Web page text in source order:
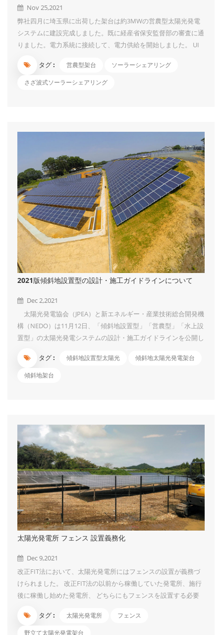
Nov 25,2021
弊社四月に埼玉県に出荷した架台は約3MWの営農型太陽光発電
システムに建設完成しました。既に経産省保安監督部の審査に通
りました。電力系統に接続して、電力供給を開始しました。 UI
ートを提供する経験があります。 さざ波式ソーラーシェアリン
グ架台はアレイ面の傾斜角と離隔距離を選定し遮光率を農産物に
タグ : 営農型架台 ソーラーシェアリング
さざ波式ソーラーシェアリング
2021版傾斜地設置型の設計・施工ガイドラインについて
Dec 2,2021
太陽光発電協会（JPEA）と新エネルギー・産業技術総合開発機
構（NEDO）は11月12日、「傾斜地設置型」「営農型」「水上設
置型」の太陽光発電システムの設計・施工ガイドラインを公開し
み、架台設計に関する基準を把握しました。 「傾斜地設置型
太陽光発電システムの設計施工ガイドライン2021版」につい
ラインは傾斜地の場合の架台設計要求に対して詳しく補足しまし
た。2021版は単独に傾斜地に対する設計ガイドラインを提出
し、更に標準化にしました。 さて、平坦地より傾斜地の場...
タグ : 傾斜地設置型太陽光 傾斜地太陽光発電架台
傾斜地架台
太陽光発電所 フェンス 設置義務化
Dec 9,2021
改正FIT法において、太陽光発電所にはフェンスの設置が義務づ
けられました。 改正FIT法の以前から稼働していた発電所、施行
後に稼働し始めた発電所、 どちらにもフェンスを設置する必要
ンスに関するQ＆Aを抜粋しました。 質問１：フェンスや柵の素
材、フェンスの高さや発電設備との距離について Q：柵塀にはど
タグ : 太陽光発電所 フェンス
野立て太陽光発電架台